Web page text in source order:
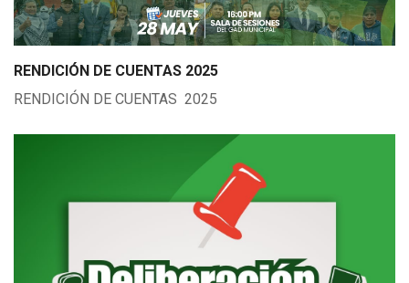
RENDICIÓN DE CUENTAS 2025
RENDICIÓN DE CUENTAS 2025